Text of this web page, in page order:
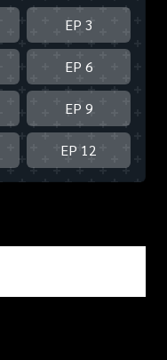
EP 3
EP 6
EP 9
EP 12